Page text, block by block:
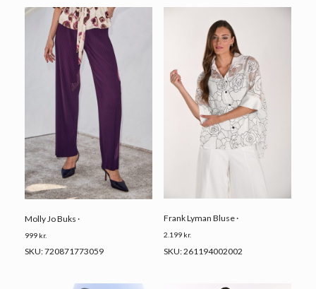
Molly Jo Buks ·
999 kr.
SKU: 720871773059
Frank Lyman Bluse ·
2.199 kr.
SKU: 261194002002